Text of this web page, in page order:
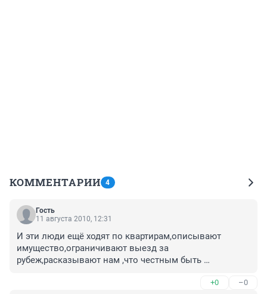
КОММЕНТАРИИ 4
Гость
11 августа 2010, 12:31
И эти люди ещё ходят по квартирам,описывают
имущество,ограничивают выезд за
рубеж,расказывают нам ,что честным быть
+0 –0